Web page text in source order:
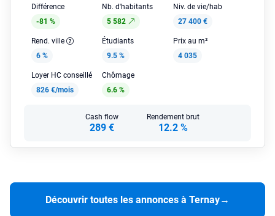
Différence
-81 %
Nb. d'habitants
5 582
Niv. de vie/hab
27 400 €
Rend. ville
6 %
Étudiants
9.5 %
Prix au m²
4 035
Loyer HC conseillé
826 €/mois
Chômage
6.6 %
Cash flow
289 €
Rendement brut
12.2 %
Découvrir toutes les annonces à Ternay→